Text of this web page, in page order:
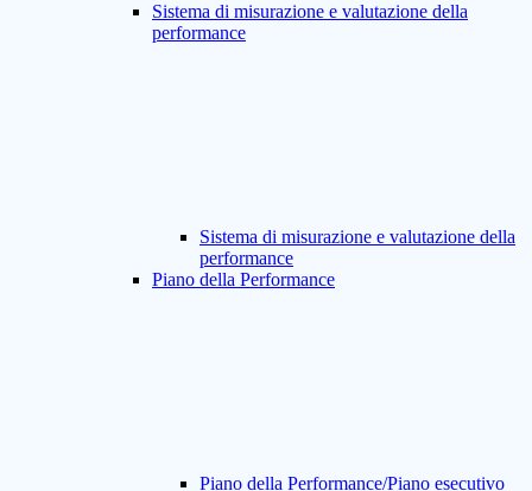
Sistema di misurazione e valutazione della
performance
Sistema di misurazione e valutazione della
performance
Piano della Performance
Piano della Performance/Piano esecutivo